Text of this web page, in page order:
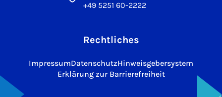
+49 5251 60-2222
Rechtliches
ImpressumDatenschutzHinweisgebersystem
Erklärung zur Barrierefreiheit